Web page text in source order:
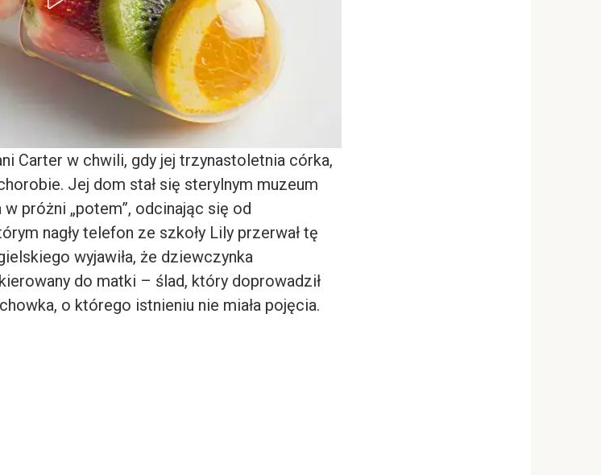
Carter w chwili, gdy jej trzynastoletnia córka,
Jej dom stał się sterylnym muzeum
w próżni „potem”, odcinając się od
nagły telefon ze szkoły Lily przerwał tę
wyjawiła, że dziewczynka
do matki – ślad, który doprowadził
o którego istnieniu nie miała pojęcia.